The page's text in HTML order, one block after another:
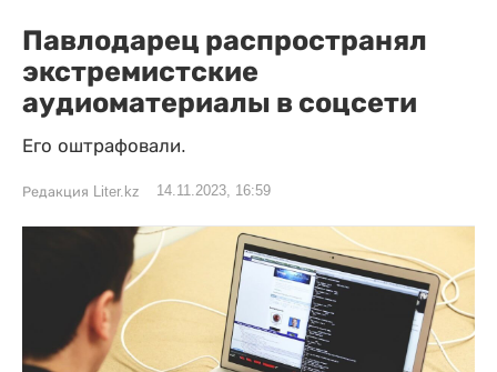
Павлодарец распространял
экстремистские
аудиоматериалы в соцсети
Его оштрафовали.
Редакция Liter.kz 14.11.2023, 16:59